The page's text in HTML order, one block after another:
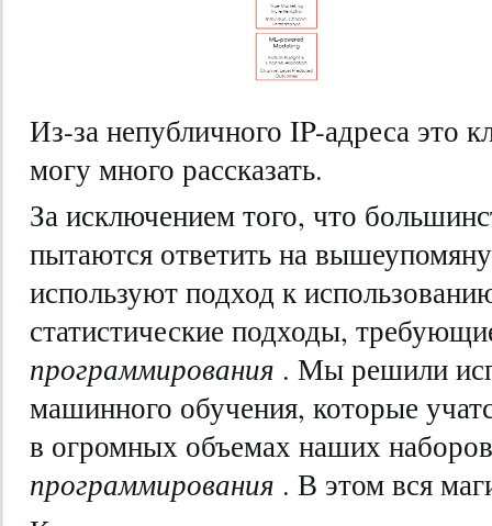
Из-за непубличного IP-адреса это
могу много рассказать.
За исключением того, что
пытаются ответить на
используют подход к
статистические подходы,
программирования . Мы решили
машинного обучения, которые
в огромных объемах наших
программирования . В этом вся